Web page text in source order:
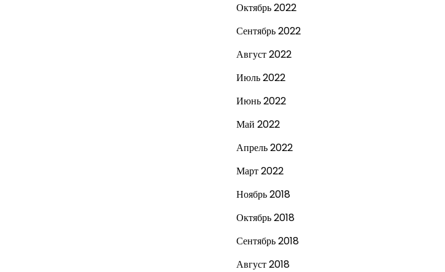
Октябрь 2022
Сентябрь 2022
Август 2022
Июль 2022
Июнь 2022
Май 2022
Апрель 2022
Март 2022
Ноябрь 2018
Октябрь 2018
Сентябрь 2018
Август 2018